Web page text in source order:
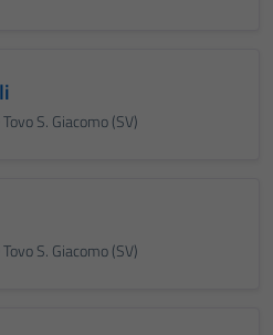
S. Giacomo (SV)
S. Giacomo (SV)